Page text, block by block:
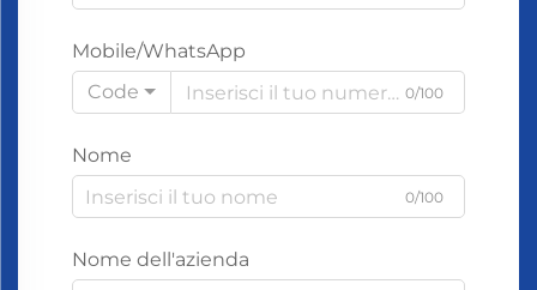
Mobile/WhatsApp
Code
0/100
Nome
0/100
Nome dell'azienda